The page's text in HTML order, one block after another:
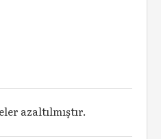
azaltılmıştır.